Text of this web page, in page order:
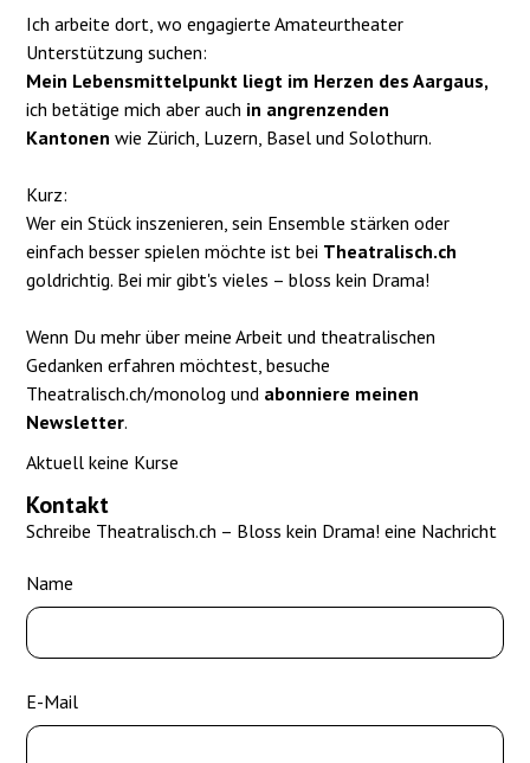
Ich arbeite dort, wo engagierte Amateurtheater
Unterstützung suchen:
Mein Lebensmittelpunkt liegt im Herzen des Aargaus,
ich betätige mich aber auch in angrenzenden
Kantonen wie Zürich, Luzern, Basel und Solothurn.
Kurz:
Wer ein Stück inszenieren, sein Ensemble stärken oder
einfach besser spielen möchte ist bei Theatralisch.ch
goldrichtig. Bei mir gibt's vieles – bloss kein Drama!
Wenn Du mehr über meine Arbeit und theatralischen
Gedanken erfahren möchtest, besuche
Theatralisch.ch/monolog und abonniere meinen
Newsletter.
Aktuell keine Kurse
Kontakt
Schreibe Theatralisch.ch – Bloss kein Drama! eine Nachricht
Name
E-Mail